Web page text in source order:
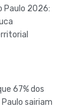
Paulo 2026:
67% dos
sairiam